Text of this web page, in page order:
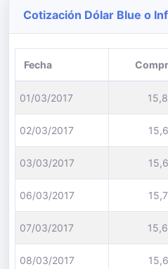
Cotización Dólar Blue o
Fecha
01/03/2017
02/03/2017
03/03/2017
06/03/2017
07/03/2017
08/03/2017